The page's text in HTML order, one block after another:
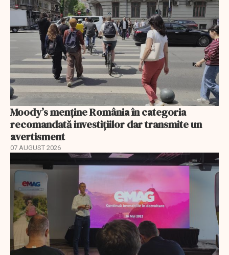
Moody’s menține România în categoria
recomandată investițiilor dar transmite un
avertisment
07 AUGUST 2026